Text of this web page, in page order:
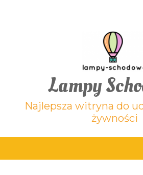
Lampy
Najlepsza witryna do
żywności